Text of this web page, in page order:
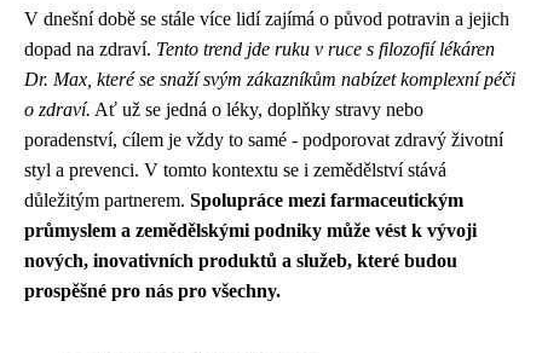
V dnešní době se stále více lidí zajímá o původ potravin a jejich
dopad na zdraví. Tento trend jde ruku v ruce s filozofií lékáren
Dr. Max, které se snaží svým zákazníkům nabízet komplexní péči
o zdraví. Ať už se jedná o léky, doplňky stravy nebo
poradenství, cílem je vždy to samé - podporovat zdravý životní
styl a prevenci. V tomto kontextu se i zemědělství stává
důležitým partnerem. Spolupráce mezi farmaceutickým
průmyslem a zemědělskými podniky může vést k vývoji
nových, inovativních produktů a služeb, které budou
prospěšné pro nás pro všechny.